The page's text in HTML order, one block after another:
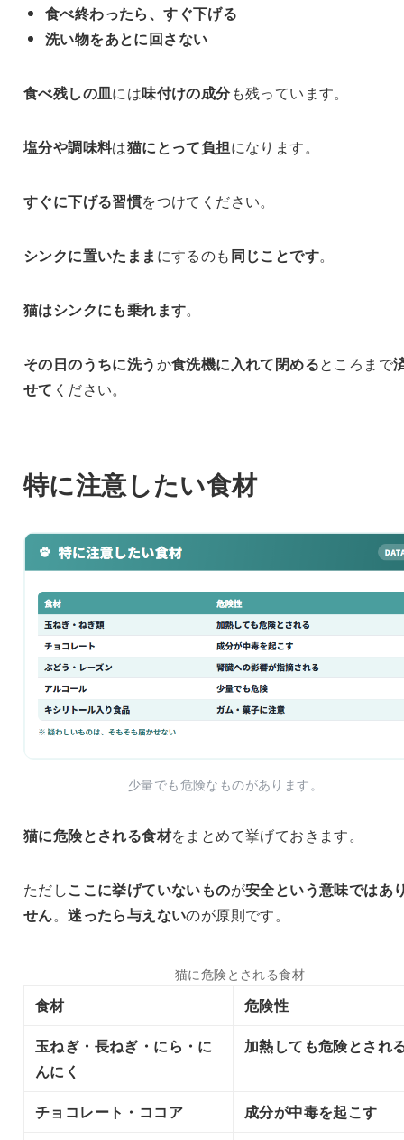
食べ終わったら、すぐ下げる
洗い物をあとに回さない
食べ残しの皿には味付けの成分も残っています。
塩分や調味料は猫にとって負担になります。
すぐに下げる習慣をつけてください。
シンクに置いたままにするのも同じことです。
猫はシンクにも乗れます。
その日のうちに洗うか食洗機に入れて閉めるところまで
せて ください。
特に注意したい食材
少量でも危険なものがあります。
猫に危険とされる食材をまとめて挙げておきます。
ただしここに挙げていないものが安全という意味ではあ
せん。迷ったら与えないのが原則です。
猫に危険とされる食材
食材
危険性
玉ねぎ・長ねぎ・にら・に
んにく
加熱しても危険とされ
チョコレート・ココア
成分が中毒を起こす